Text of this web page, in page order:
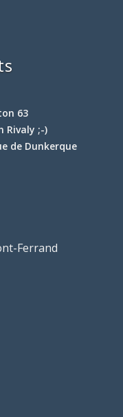
63
Rivaly ;-)
de Dunkerque
Ferrand